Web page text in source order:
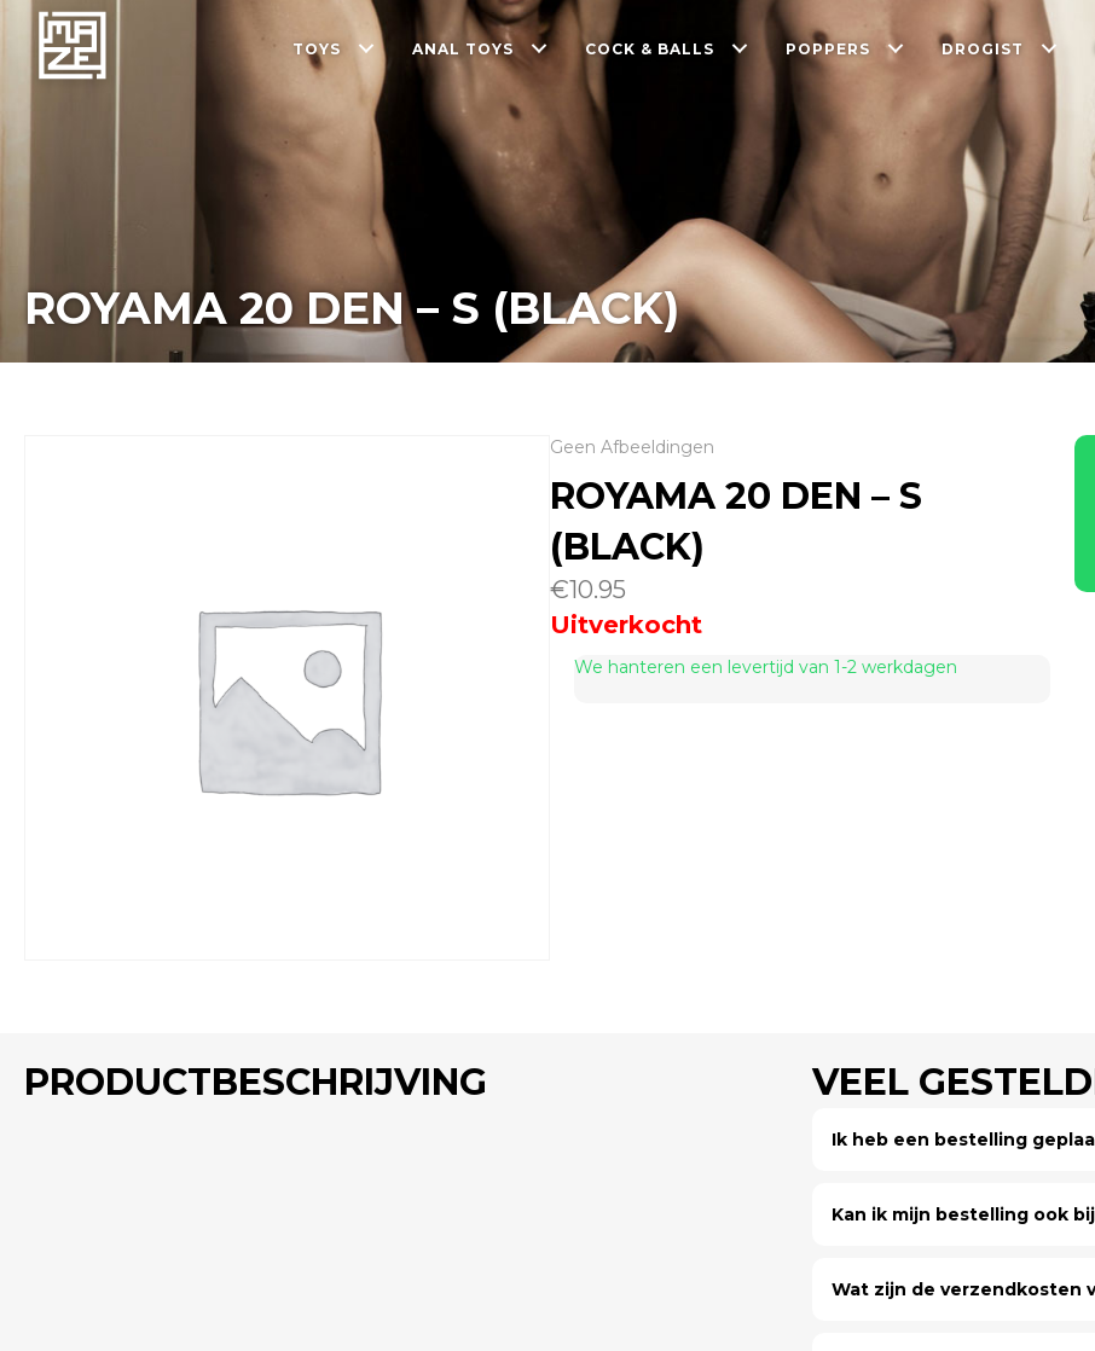
TOYS ANAL TOYS COCK & BALLS POPPERS DROGIST
ROYAMA 20 DEN – S (BLACK)
Geen Afbeeldingen
ROYAMA 20 DEN – S
(BLACK)
€10.95
Uitverkocht
We hanteren een levertijd van 1-2 werkdagen
PRODUCTBESCHRIJVING VEEL
Ik heb een bestelling
Kan ik mijn bestelling ook
Wat zijn de verzendkosten